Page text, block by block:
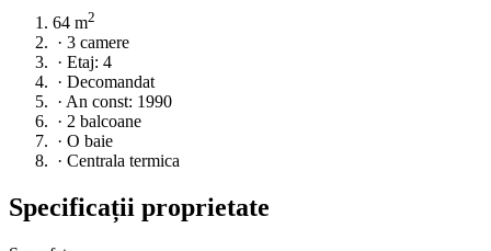
64 m2
· 3 camere
· Etaj: 4
· Decomandat
· An const: 1990
· 2 balcoane
· O baie
· Centrala termica
Specificații proprietate